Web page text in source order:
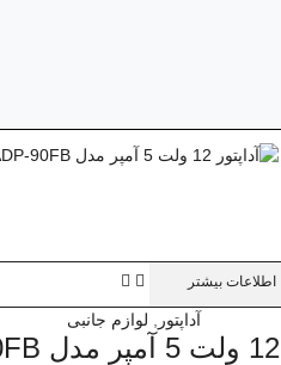
اطلاعات بیشتر
آداپتور لوازم جانبی